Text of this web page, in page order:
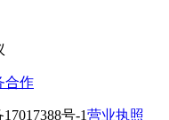
合作
号-1营业执照